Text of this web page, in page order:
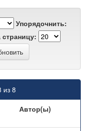
Упорядочнить:
из 8
Автор(ы)